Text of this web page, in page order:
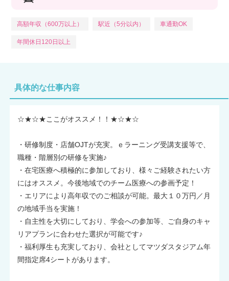
高額年収（600万以上） 駅近（5分以内） 車通勤OK
年間休日120日以上
具体的な仕事内容
☆★☆★ここがオススメ！！★☆★☆
・研修制度・店舗OJTが充実。ｅラーニング受講支援等で、
職種・階層別の研修を実施♪
・在宅医療へ積極的に参加しており、様々ご経験されたい方
にはオススメ。今後地域でのチーム医療への参画予定！
・エリアにより高年収でのご相談が可能。最大１０万円／月
の地域手当を実施！
・自主性を大切にしており、学会への参加等、ご自身のキャ
リアプランに合わせた選択が可能です♪
・福利厚生も充実しており、会社としてマツダスタジアム年
間指定席4シートがあります。